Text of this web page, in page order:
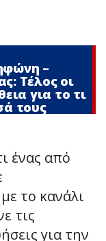
–
Τέλος οι
για το τι
τους
ένας από
το κανάλι
τις
για την